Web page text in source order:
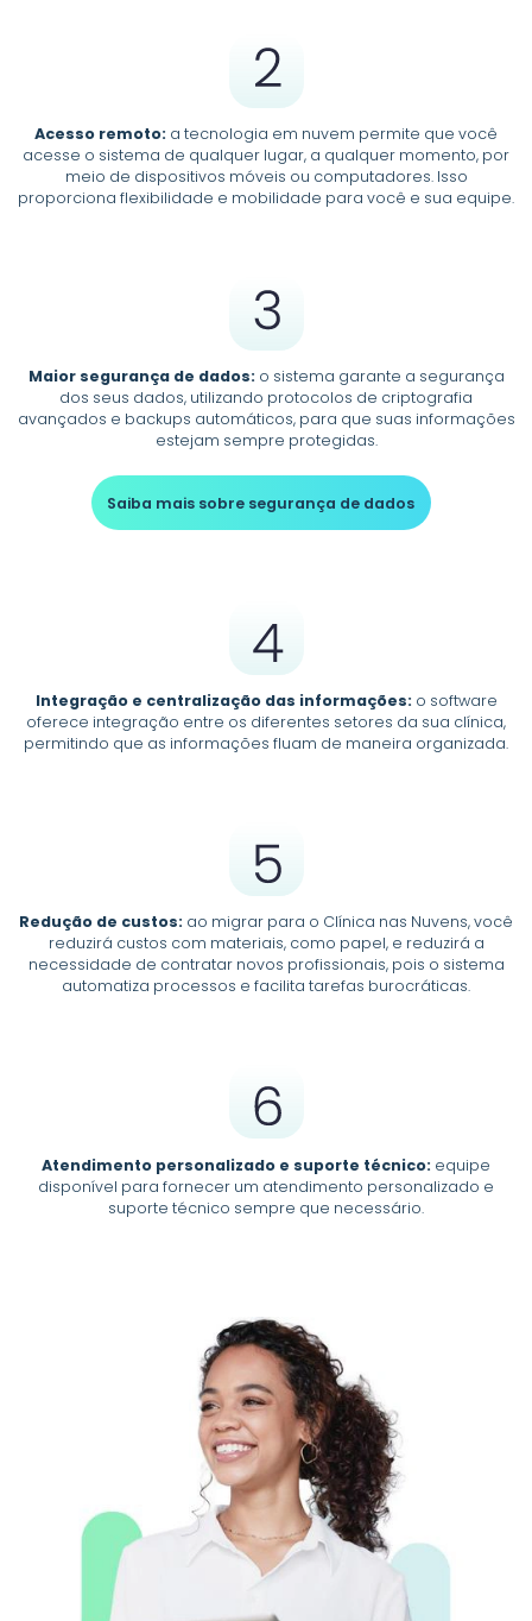
Acesso remoto: a tecnologia em nuvem permite que você
acesse o sistema de qualquer lugar, a qualquer momento, por
meio de dispositivos móveis ou computadores. Isso
proporciona flexibilidade e mobilidade para você e sua equipe.
Maior segurança de dados: o sistema garante a segurança
dos seus dados, utilizando protocolos de criptografia
avançados e backups automáticos, para que suas informações
estejam sempre protegidas.
Saiba mais sobre segurança de dados
Integração e centralização das informações: o software
oferece integração entre os diferentes setores da sua clínica,
permitindo que as informações fluam de maneira organizada.
Redução de custos: ao migrar para o Clínica nas Nuvens, você
reduzirá custos com materiais, como papel, e reduzirá a
necessidade de contratar novos profissionais, pois o sistema
automatiza processos e facilita tarefas burocráticas.
Atendimento personalizado e suporte técnico: equipe
disponível para fornecer um atendimento personalizado e
suporte técnico sempre que necessário.